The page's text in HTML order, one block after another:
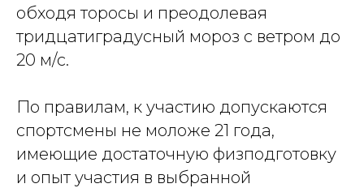
обходя торосы и преодолевая
тридцатиградусный мороз с ветром до
20 м/с.
По правилам, к участию допускаются
спортсмены не моложе 21 года,
имеющие достаточную физподготовку
и опыт участия в выбранной